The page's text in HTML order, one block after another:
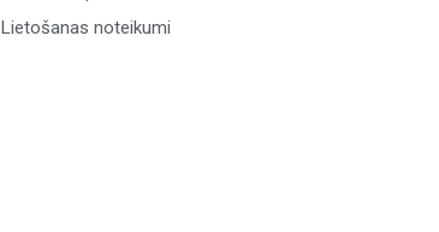
Lietošanas noteikumi